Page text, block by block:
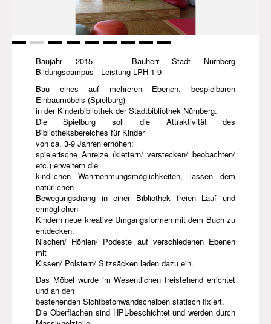
Baujahr2015 BauherrStadt Nürnberg
Bildungscampus Leistung LPH 1-9
Bau eines auf mehreren Ebenen, bespielbaren
Einbaumöbels (Spielburg)
in der Kinderbibliothek der Stadtbibliothek Nürnberg.
Die Spielburg soll die Attraktivität des
Bibliotheksbereiches für Kinder
von ca. 3-9 Jahren erhöhen:
spielerische Anreize (klettern/ verstecken/ beobachten/
etc.) erweitern die
kindlichen Wahrnehmungsmöglichkeiten, lassen dem
natürlichen
Bewegungsdrang in einer Bibliothek freien Lauf und
ermöglichen
Kindern neue kreative Umgangsformen mit dem Buch zu
entdecken:
Nischen/ Höhlen/ Podeste auf verschiedenen Ebenen
mit
Kissen/ Polstern/ Sitzsäcken laden dazu ein.
Das Möbel wurde im Wesentlichen freistehend errichtet
und an den
bestehenden Sichtbetonwandscheiben statisch fixiert.
Die Oberflächen sind HPL-beschichtet und werden durch